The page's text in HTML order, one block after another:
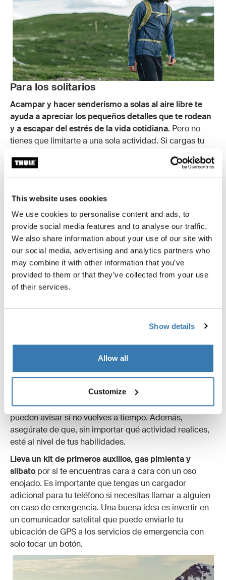
This website uses cookies
We use cookies to personalise content and ads, to
provide social media features and to analyse our traffic.
We also share information about your use of our site with
our social media, advertising and analytics partners who
may combine it with other information that you’ve
provided to them or that they’ve collected from your use
of their services.
Show details
Allow all
Customize
Para los solitarios
Acampar y hacer senderismo a solas al aire libre te
ayuda a apreciar los pequeños detalles que te rodean
y a escapar del estrés de la vida cotidiana. Pero no
tienes que limitarte a una sola actividad. Si cargas tu
río estrecho en el corazón del bosque o andar en
bicicleta en el acogedor pueblo costero cercano.
que puedan transportar equipos en tu vehículo
específico.
Navegar en kayak es una buena actividad para hacer
a solas, si tienes experiencia.Un buen remero puede
abarcar distancias grandes y serpentear hábilmente los
obstáculos del agua. Estar en el agua a solas, solo con
el canto de las aves y los insectos sobrevolando el
agua, es cuando de verdad sientes que el mundo
solo remar con buen clima y aguas tranquilas. Si eres
Hay algunas cosas a tener en cuenta si practicas
senderismo, navegas en kayak o acampas a solas.
Siempre tiene que haber otra persona que conozca tu
ruta de viaje y cuándo regresarías. De esta manera,
pueden avisar si no vuelves a tiempo. Además,
asegúrate de que, sin importar qué actividad realices,
esté al nivel de tus habilidades.
Lleva un kit de primeros auxilios, gas pimienta y
silbato por si te encuentras cara a cara con un oso
enojado. Es importante que tengas un cargador
adicional para tu teléfono si necesitas llamar a alguien
en caso de emergencia. Una buena idea es invertir en
un comunicador satelital que puede enviarle tu
ubicación de GPS a los servicios de emergencia con
solo tocar un botón.